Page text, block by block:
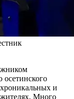
осетинского
и
Много